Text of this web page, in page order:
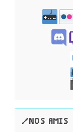
/NOS AMIS